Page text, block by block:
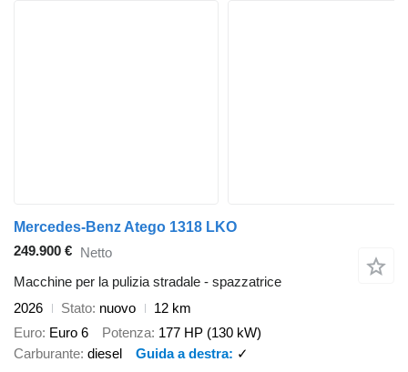
Mercedes-Benz Atego 1318 LKO
249.900 € Netto
Macchine per la pulizia stradale - spazzatrice
2026
Stato nuovo
12 km
Euro Euro 6 Potenza 177 HP (130 kW)
Carburante diesel Guida a destra ✓